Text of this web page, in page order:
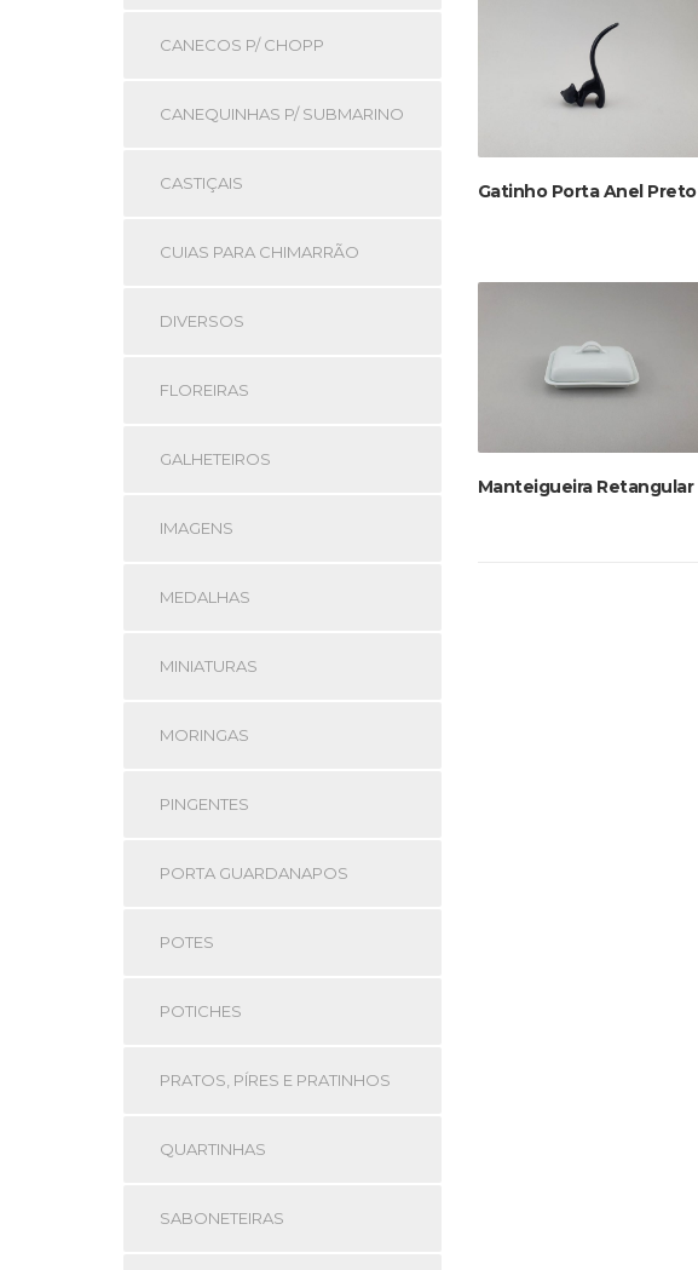
Gatinho Porta Anel Preto
Manteigueira Retangular
CANECOS P/ CHOPP
CANEQUINHAS P/ SUBMARINO
CASTIÇAIS
CUIAS PARA CHIMARRÃO
DIVERSOS
FLOREIRAS
GALHETEIROS
IMAGENS
MEDALHAS
MINIATURAS
MORINGAS
PINGENTES
PORTA GUARDANAPOS
POTES
POTICHES
PRATOS, PÍRES E PRATINHOS
QUARTINHAS
SABONETEIRAS